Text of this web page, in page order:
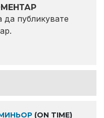
да публикувате
(ON TIME)